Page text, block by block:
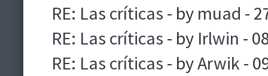
RE: Las críticas - by muad -
RE: Las críticas - by Irlwin -
RE: Las críticas - byArwik -